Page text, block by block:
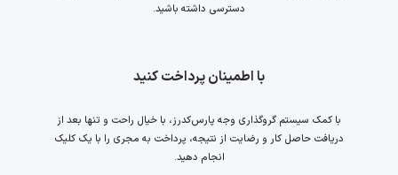
دسترسی داشته باشید.
با اطمینان پرداخت کنید
با کمک سیستم گروگذاری وجه پارس‌کدرز، با خیال راحت و تنها بعد از
دریافت حاصل کار و رضایت از نتیجه، پرداخت به مجری را با یک کلیک
انجام دهید.